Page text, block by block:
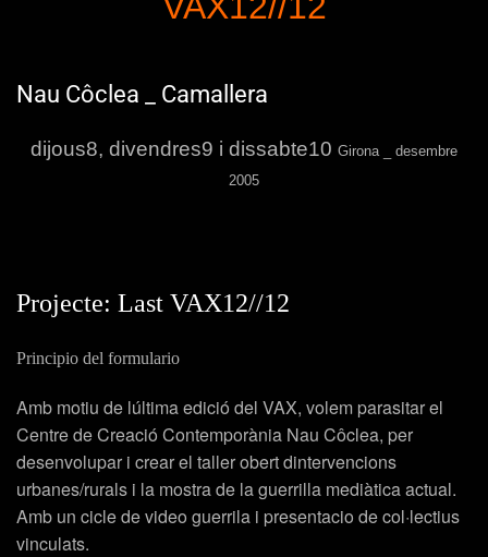
Nau Côclea _ Camallera
dijous8, divendres9 i dissabte10 Girona _ desembre
2005
Projecte: Last VAX12//12
Principio del formulario
Amb motiu de lúltima edició del VAX, volem parasitar el
Centre de Creació Contemporània Nau Côclea, per
desenvolupar i crear el taller obert dintervencions
urbanes/rurals i la mostra de la guerrilla mediàtica actual.
Amb un cicle de video guerrila i presentacio de col·lectius
vinculats.